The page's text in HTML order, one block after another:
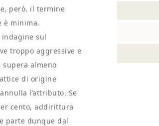
però, il termine
è minima.
sul
troppo aggressive e
almeno
di origine
l’attributo. Se
cento, addirittura
parte dunque dal